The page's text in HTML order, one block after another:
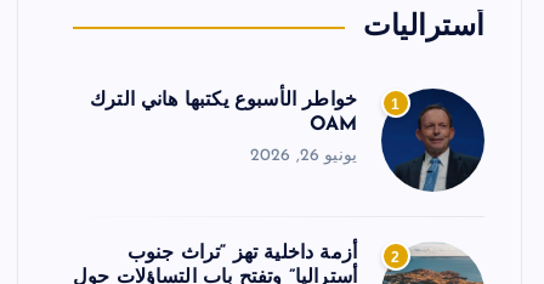
أستراليات
1
خواطر الأسبوع يكتبها هاني الترك
OAM
يونيو 26, 2026
2
أزمة داخلية تهز “تراث جنوب
أستراليا” وتفتح باب التساؤلات حول